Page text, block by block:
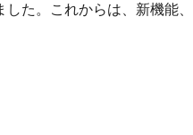
た。これからは、新機能